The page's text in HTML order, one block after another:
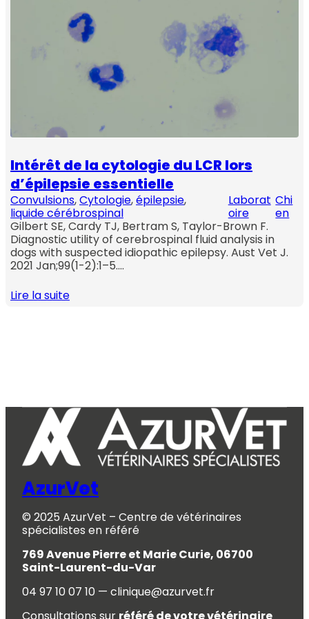
Intérêt de la cytologie du LCR lors
d’épilepsie essentielle
Convulsions, Cytologie, épilepsie,
liquide cérébrospinal
Laborat
oire
Chi
en
Gilbert SE, Cardy TJ, Bertram S, Taylor-Brown F.
Diagnostic utility of cerebrospinal fluid analysis in
dogs with suspected idiopathic epilepsy. Aust Vet J.
2021 Jan;99(1-2):1–5.…
Lire la suite
AzurVet
© 2025 AzurVet – Centre de vétérinaires
spécialistes en référé
769 Avenue Pierre et Marie Curie, 06700
Saint-Laurent-du-Var
04 97 10 07 10 — clinique@azurvet.fr